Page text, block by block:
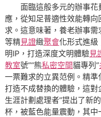
面臨這般多元的辦事
應，從知足普適性效能轉
求。這意味著，養老辦事需
等精見證緻聚會化形式進級
明IP，打造深度文明體驗見
教室號”“熊私密空間貓專列”
一票難求的立異范例。精
打造不成替換的體驗，這對
生涯計劃處理者”提出了新
杯，被藍色能量震動，其中